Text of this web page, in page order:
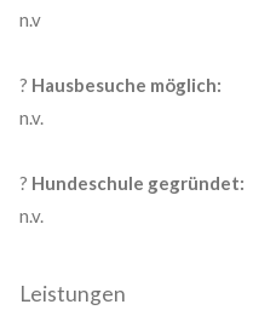
n.v
? Hausbesuche möglich:
n.v.
? Hundeschule gegründet:
n.v.
Leistungen